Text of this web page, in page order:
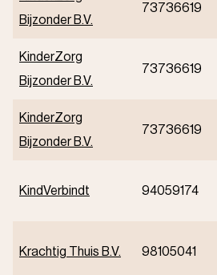
Bijzonder B.V.
73736619
KinderZorg
Bijzonder B.V.
73736619
KinderZorg
Bijzonder B.V.
73736619
KindVerbindt 94059174
Krachtig Thuis B.V. 98105041